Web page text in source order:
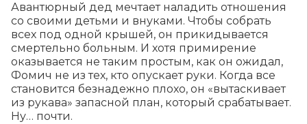
Авантюрный дед мечтает наладить отношения
со своими детьми и внуками. Чтобы собрать
всех под одной крышей, он прикидывается
смертельно больным. И хотя примирение
оказывается не таким простым, как он ожидал,
Фомич не из тех, кто опускает руки. Когда все
становится безнадежно плохо, он «вытаскивает
из рукава» запасной план, который срабатывает.
Ну… почти.